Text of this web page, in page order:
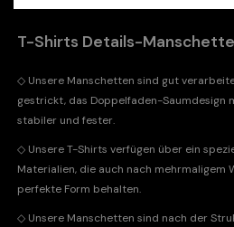
T-Shirts Details-
◇ Unsere Manschetten sind gut
gestrickt, das Doppelfaden-Saumdesign
stabiler und fester.
◇ Unsere T-Shirts verfügen über ein
Materialien, die auch nach mehrmaligem
perfekte Form behalten.
◇ Unsere Manschetten sind nach der